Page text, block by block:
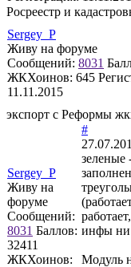
Росреестр и
Sergey_P
Живу на форуме
Сообщений: 8031
ЖКХоинов: 645
11.11.2015
экспорт с Реформы
Sergey_P
Живу на
форуме
Сообщений:
8031 Баллов:
32411
ЖКХоинов:
#
инфы ни
Модуль